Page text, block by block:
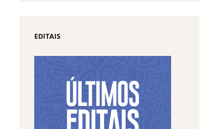
EDITAIS